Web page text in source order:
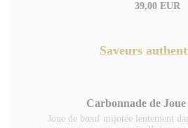
39,00 EUR
Saveurs
Carbonnade de
Joue de bœuf mijotée lentement